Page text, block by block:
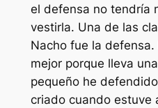
el defensa no tendría
vestirla. Una de las
Nacho fue la
mejor porque lleva
pequeño he
criado cuando estuve